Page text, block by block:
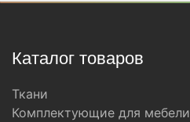
Каталог товаров
Ткани
Комплектующие для мебели